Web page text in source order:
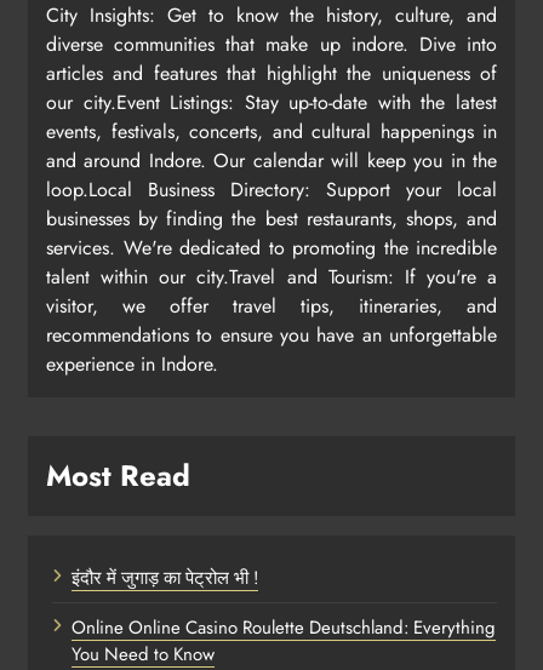
City Insights: Get to know the history, culture, and
diverse communities that make up indore. Dive into
articles and features that highlight the uniqueness of
our city.Event Listings: Stay up-to-date with the latest
events, festivals, concerts, and cultural happenings in
and around Indore. Our calendar will keep you in the
loop.Local Business Directory: Support your local
businesses by finding the best restaurants, shops, and
services. We're dedicated to promoting the incredible
talent within our city.Travel and Tourism: If you're a
visitor, we offer travel tips, itineraries, and
recommendations to ensure you have an unforgettable
experience in Indore.
Most Read
इंदौर में जुगाड़ का पेट्रोल भी !
Online Online Casino Roulette Deutschland: Everything
You Need to Know